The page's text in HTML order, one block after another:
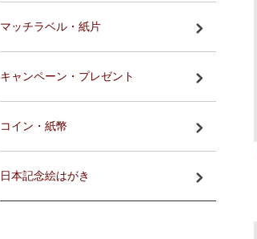
マッチラベル・紙片
キャンペーン・プレゼント
コイン・紙幣
日本記念絵はがき